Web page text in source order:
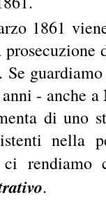
1861
prosecuzione
Se
- anche
di uno
nella
rendiamo
.